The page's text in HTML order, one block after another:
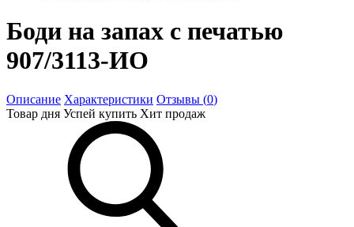
Боди на запах с печатью
907/3113-ИО
Описание Характеристики Отзывы (0)
Товар дня Успей купить Хит продаж